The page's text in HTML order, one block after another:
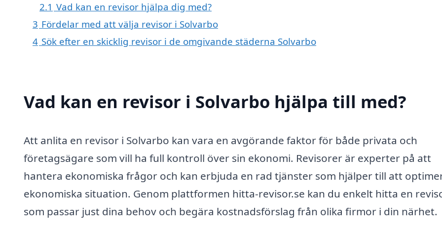
2.1 Vad kan en revisor hjälpa dig med?
3 Fördelar med att välja revisor i Solvarbo
4 Sök efter en skicklig revisor i de omgivande städerna Solvarbo
Vad kan en revisor i Solvarbo hjälpa till med?
Att anlita en revisor i Solvarbo kan vara en avgörande faktor för både privata och
företagsägare som vill ha full kontroll över sin ekonomi. Revisorer är experter på att
hantera ekonomiska frågor och kan erbjuda en rad tjänster som hjälper till att
ekonomiska situation. Genom plattformen hitta-revisor.se kan du enkelt hitta en
som passar just dina behov och begära kostnadsförslag från olika firmor i din närhet.